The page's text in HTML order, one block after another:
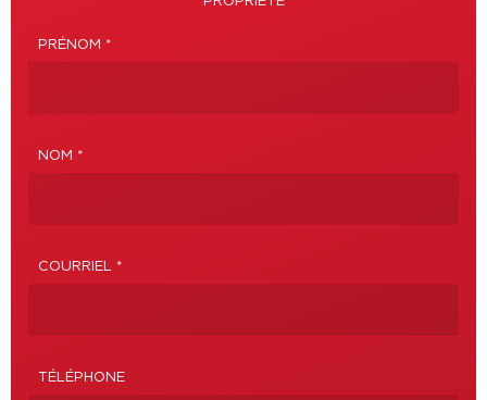
PRÉNOM *
NOM *
COURRIEL *
TÉLÉPHONE